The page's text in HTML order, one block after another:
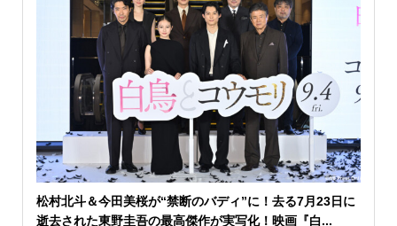
松村北斗＆今田美桜が“禁断のバディ”に！去る7月23日に
逝去された東野圭吾の最高傑作が実写化！映画『白...